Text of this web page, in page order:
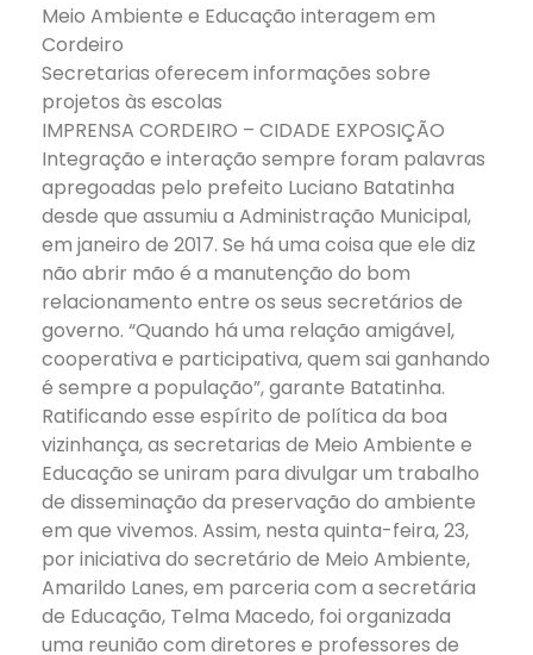
Meio Ambiente e Educação interagem em
Cordeiro
Secretarias oferecem informações sobre
projetos às escolas
IMPRENSA CORDEIRO – CIDADE EXPOSIÇÃO
Integração e interação sempre foram palavras
apregoadas pelo prefeito Luciano Batatinha
desde que assumiu a Administração Municipal,
em janeiro de 2017. Se há uma coisa que ele diz
não abrir mão é a manutenção do bom
relacionamento entre os seus secretários de
governo. “Quando há uma relação amigável,
cooperativa e participativa, quem sai ganhando
é sempre a população”, garante Batatinha.
Ratificando esse espírito de política da boa
vizinhança, as secretarias de Meio Ambiente e
Educação se uniram para divulgar um trabalho
de disseminação da preservação do ambiente
em que vivemos. Assim, nesta quinta-feira, 23,
por iniciativa do secretário de Meio Ambiente,
Amarildo Lanes, em parceria com a secretária
de Educação, Telma Macedo, foi organizada
uma reunião com diretores e professores de